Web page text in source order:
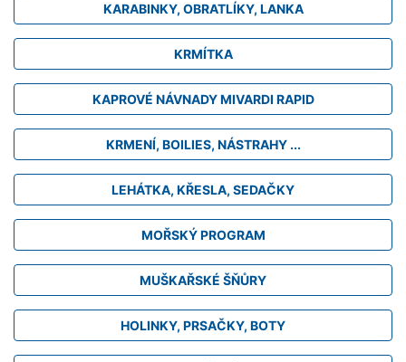
KARABINKY, OBRATLÍKY, LANKA
KRMÍTKA
KAPROVÉ NÁVNADY MIVARDI RAPID
KRMENÍ, BOILIES, NÁSTRAHY ...
LEHÁTKA, KŘESLA, SEDAČKY
MOŘSKÝ PROGRAM
MUŠKAŘSKÉ ŠŇŮRY
HOLINKY, PRSAČKY, BOTY